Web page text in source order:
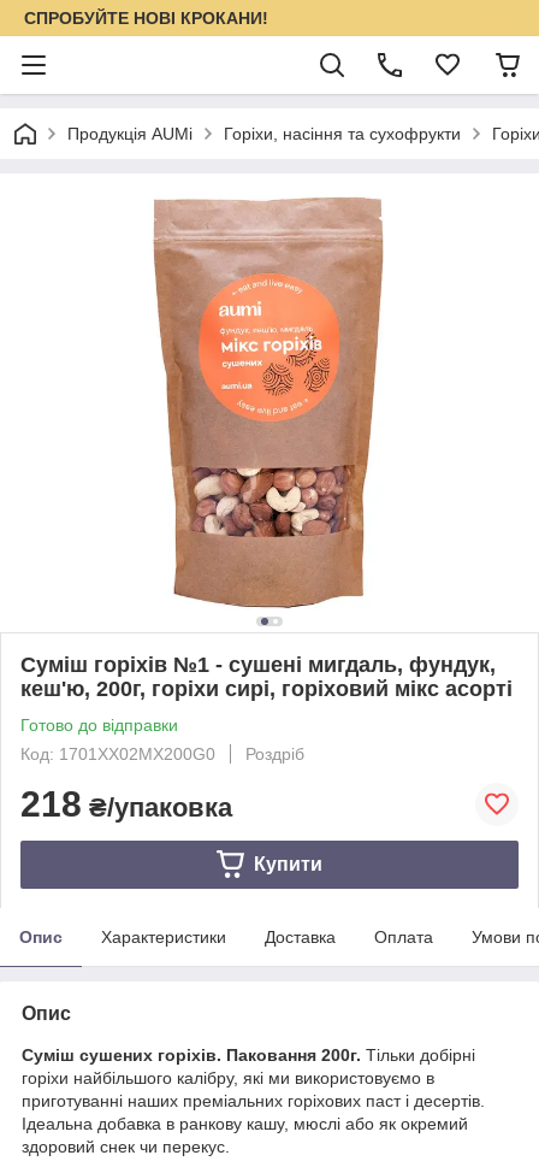
СПРОБУЙТЕ НОВІ КРОКАНИ!
Продукція AUMi Горіхи, насіння та сухофрукти
Суміш горіхів №1 - сушені мигдаль, фундук,
кеш'ю, 200г, горіхи сирі, горіховий мікс асорті
Готово до відправки
Код: 1701XX02MX200G0
Роздріб
218 ₴/упаковка
Купити
Опис Характеристики Доставка Оплата Умови
Опис
Суміш сушених горіхів. Паковання 200г. Тільки добірні
горіхи найбільшого калібру, які ми використовуємо в
приготуванні наших преміальних горіхових паст і десертів.
Ідеальна добавка в ранкову кашу, мюслі або як окремий
здоровий снек чи перекус.